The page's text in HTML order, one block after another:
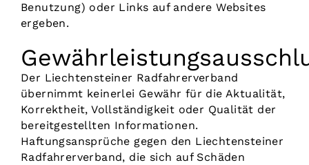
Benutzung) oder Links auf andere Websites
ergeben.
Der Liechtensteiner Radfahrerverband
übernimmt keinerlei Gewähr für die Aktualität,
Korrektheit, Vollständigkeit oder Qualität der
bereitgestellten Informationen.
Haftungsansprüche gegen den Liechtensteiner
Radfahrerverband, die sich auf Schäden